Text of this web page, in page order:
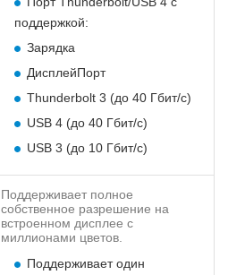
поддержкой:
Зарядка
ДисплейПорт
Thunderbolt 3 (до 40 Гбит/с)
USB 4 (до 40 Гбит/с)
USB 3 (до 10 Гбит/с)
Поддерживает полное
собственное разрешение на
встроенном дисплее с
миллионами цветов.
Поддерживает один